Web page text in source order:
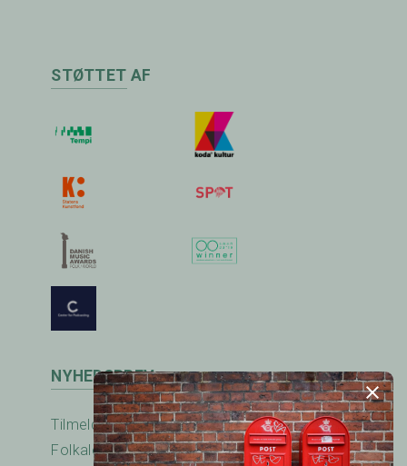
STØTTET AF
NYHEDSBREV
Tilmeld nyhedsbrevet fra RadioFolk.dk og
Folkalender.dk og modtag nyheder fra den